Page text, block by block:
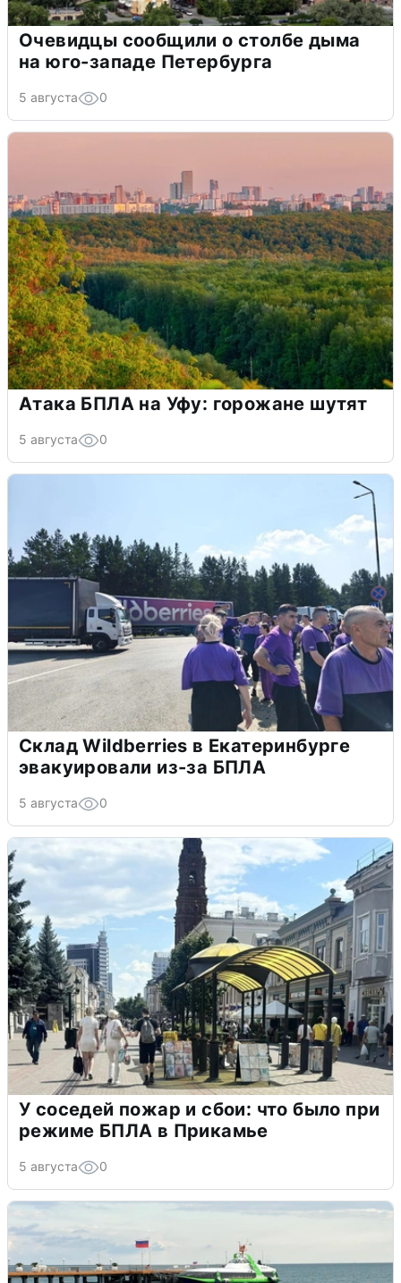
Очевидцы сообщили о столбе дыма
на юго-западе Петербурга
5 августа 0
Атака БПЛА на Уфу: горожане шутят
5 августа 0
Склад Wildberries в Екатеринбурге
эвакуировали из-за БПЛА
5 августа 0
У соседей пожар и сбои: что было при
режиме БПЛА в Прикамье
5 августа 0